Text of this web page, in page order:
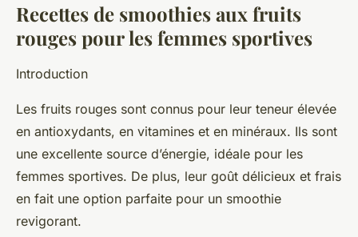
Recettes de smoothies aux fruits
rouges pour les femmes sportives
Introduction
Les fruits rouges sont connus pour leur teneur élevée
en antioxydants, en vitamines et en minéraux. Ils sont
une excellente source d’énergie, idéale pour les
femmes sportives. De plus, leur goût délicieux et frais
en fait une option parfaite pour un smoothie
revigorant.